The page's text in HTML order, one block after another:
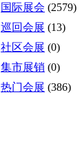
国际展会 (2579)
巡回会展 (13)
社区会展 (0)
集市展销 (0)
热门会展 (386)